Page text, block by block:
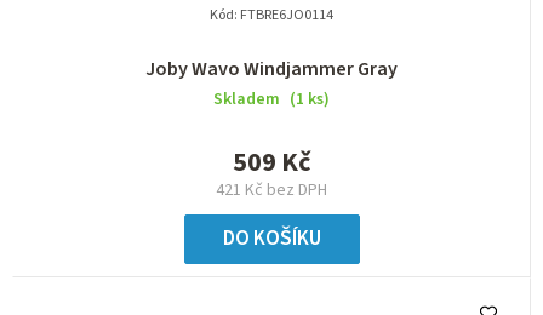
Joby Wavo Windjammer Gray
Skladem (1 ks)
421 Kč bez DPH
509 Kč
DO KOŠÍKU
Kód: FTBRE6JO0114